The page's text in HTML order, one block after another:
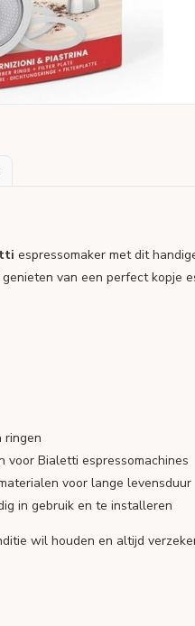
espressomaker met dit
van een perfect kopje
ringen
voor Bialetti espressomachines
voor lange levensduur
in gebruik en te installeren
wil houden en altijd